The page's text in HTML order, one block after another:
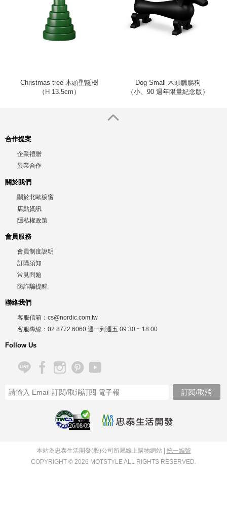
Christmas tree 木頭聖誕樹
（H 13.5cm）
Dog Small 木頭臘腸狗
（小、90 週年限量紀念版）
合作提案
企業禮贈
異業合作
關於我們
關於北歐櫥窗
店點資訊
隱私權政策
會員服務
會員制度說明
訂購須知
常見問題
防詐騙提醒
聯絡我們
客服信箱： cs@nordic.com.tw
客服專線： 02 8772 6060 週一到週五 09:30 ~ 18:00
Follow Us
26/08/09
本站為忠泰生活開發(股)公司所屬線上購物網站 | 統一編號
COPYRIGHT © 2026 MOTSTYLE ALL RIGHTS RESERVED.